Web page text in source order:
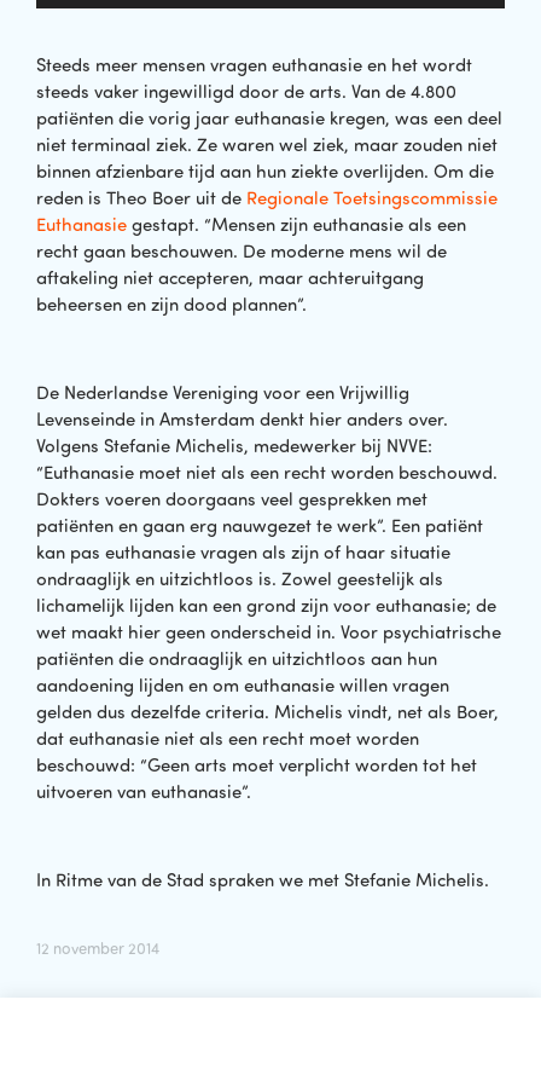
Steeds meer mensen vragen euthanasie en het wordt
steeds vaker ingewilligd door de arts. Van de 4.800
patiënten die vorig jaar euthanasie kregen, was een deel
niet terminaal ziek. Ze waren wel ziek, maar zouden niet
binnen afzienbare tijd aan hun ziekte overlijden. Om die
reden is Theo Boer uit de Regionale Toetsingscommissie
Euthanasie gestapt. “Mensen zijn euthanasie als een
recht gaan beschouwen. De moderne mens wil de
aftakeling niet accepteren, maar achteruitgang
beheersen en zijn dood plannen”.
De Nederlandse Vereniging voor een Vrijwillig
Levenseinde in Amsterdam denkt hier anders over.
Volgens Stefanie Michelis, medewerker bij NVVE:
“Euthanasie moet niet als een recht worden beschouwd.
Dokters voeren doorgaans veel gesprekken met
patiënten en gaan erg nauwgezet te werk”. Een patiënt
kan pas euthanasie vragen als zijn of haar situatie
ondraaglijk en uitzichtloos is. Zowel geestelijk als
lichamelijk lijden kan een grond zijn voor euthanasie; de
wet maakt hier geen onderscheid in. Voor psychiatrische
patiënten die ondraaglijk en uitzichtloos aan hun
aandoening lijden en om euthanasie willen vragen
gelden dus dezelfde criteria. Michelis vindt, net als Boer,
dat euthanasie niet als een recht moet worden
beschouwd: “Geen arts moet verplicht worden tot het
uitvoeren van euthanasie”.
In Ritme van de Stad spraken we met Stefanie Michelis.
12 november 2014